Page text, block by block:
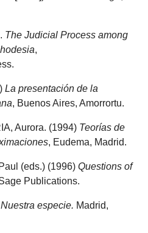
The Judicial Process among
,
La presentación de la
, Buenos Aires, Amorrortu.
Aurora. (1994) Teorías de
, Eudema, Madrid.
(eds.) (1996)Questions of
Publications.
Nuestra especie. Madrid,